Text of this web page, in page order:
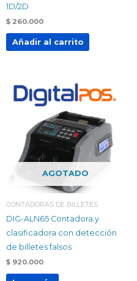
1D/2D
$ 260.000
Añadir al carrito
AGOTADO
CONTADORAS DE BILLETES
DIG-ALN65 Contadora y
clasificadora con detección
de billetes falsos
$ 920.000